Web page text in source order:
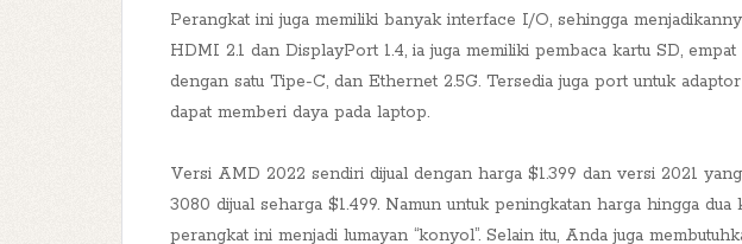
Perangkat ini juga memiliki banyak interface I/O, sehingga
HDMI 2.1 dan DisplayPort 1.4, ia juga memiliki pembaca kartu SD,
dengan satu Tipe-C, dan Ethernet 2.5G. Tersedia juga port untuk
dapat memberi daya pada laptop.
Versi AMD 2022 sendiri dijual dengan harga $1.399 dan versi 2021
3080 dijual seharga $1.499. Namun untuk peningkatan harga hingga dua
perangkat ini menjadi lumayan “konyol”. Selain itu, Anda juga